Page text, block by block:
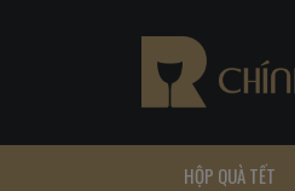
HỘP QUÀ TẾT